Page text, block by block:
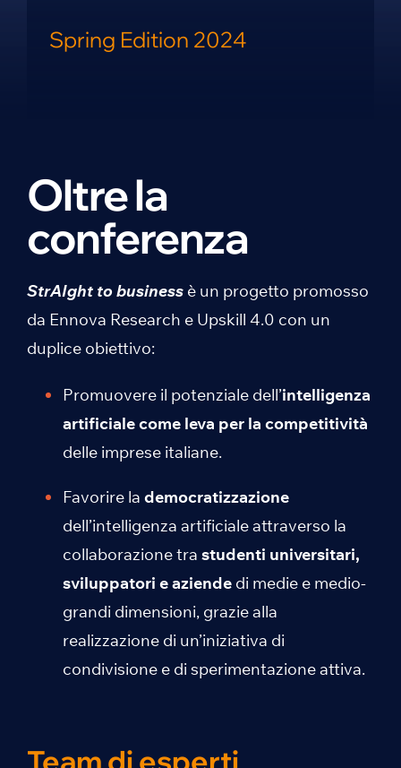
Spring Edition 2024
Oltre la
conferenza
StrAIght to business è un progetto promosso
da Ennova Research e Upskill 4.0 con un
duplice obiettivo:
Promuovere il potenziale dell’intelligenza
artificiale come leva per la competitività
delle imprese italiane.
Favorire la democratizzazione
dell’intelligenza artificiale attraverso la
collaborazione tra studenti universitari,
sviluppatori e aziendedi medie e medio-
grandi dimensioni, grazie alla
realizzazione di un’iniziativa di
condivisione e di sperimentazione attiva.